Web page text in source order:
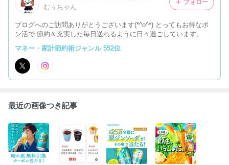
むぅちゃん
ブログへのご訪問ありがとうございます(*^o^*) とってもお得なポ
ン活で 節約＆充実した毎日送れるように日々過ごしています。
フォロー
マネー・家計節約術ジャンル 552位
最近の画像つき記事